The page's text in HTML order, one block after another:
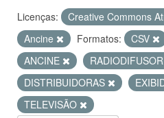
Licenças: Creative Commons
Ancine
Formatos: CSV
ANCINE
DISTRIBUIDORAS
TELEVISÃO